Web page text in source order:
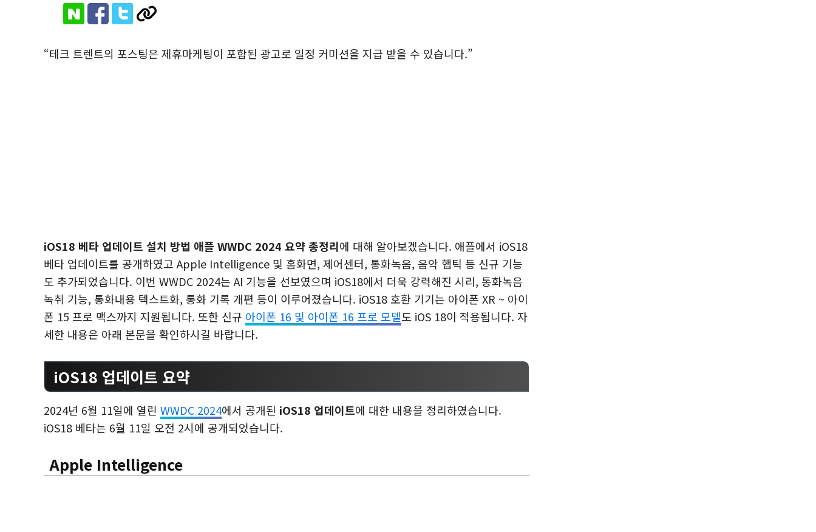
“테크 트렌트의 포스팅은 제휴마케팅이 포함된 광고로 일정 커미션을 지급 받을 수 있습니다.”
iOS18 베타 업데이트 설치 방법 애플 WWDC 2024 요약 총정리에 대해 알아보겠습니다. 애플에서 iOS18
베타 업데이트를 공개하였고 Apple Intelligence 및 홈화면, 제어센터, 통화녹음, 음악 햅틱 등 신규 기능
도 추가되었습니다. 이번 WWDC 2024는 AI 기능을 선보였으며 iOS18에서 더욱 강력해진 시리, 통화녹음
녹취 기능, 통화내용 텍스트화, 통화 기록 개편 등이 이루어졌습니다. iOS18 호환 기기는 아이폰 XR ~ 아이
폰 15 프로 맥스까지 지원됩니다. 또한 신규 아이폰 16 및 아이폰 16 프로 모델도 iOS 18이 적용됩니다. 자
세한 내용은 아래 본문을 확인하시길 바랍니다.
iOS18 업데이트 요약
2024년 6월 11일에 열린 WWDC 2024에서 공개된 iOS18 업데이트에 대한 내용을 정리하였습니다.
iOS18 베타는 6월 11일 오전 2시에 공개되었습니다.
Apple Intelligence